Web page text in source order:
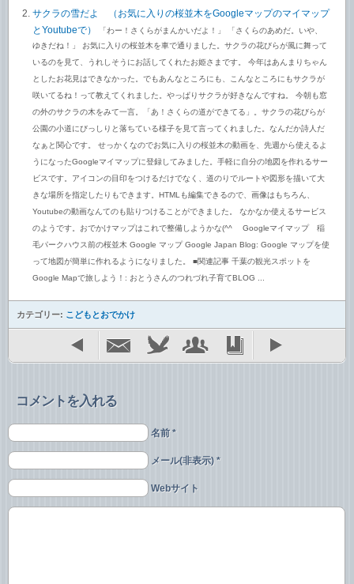
サクラの雪だよ （お気に入りの桜並木をGoogleマップのマイマップ
とYoutubeで）
「わー！さくらがまんかいだよ！」 「さくらのあめだ。いや、
ゆきだね！」 お気に入りの桜並木を車で通りました。サクラの花びらが風に舞って
いるのを見て、うれしそうにお話してくれたお姫さまです。 今年はあんまりちゃん
としたお花見はできなかった。でもあんなところにも、こんなところにもサクラが
咲いてるね！って教えてくれました。やっぱりサクラが好きなんですね。 今朝も窓
の外のサクラの木をみて一言。「あ！さくらの道ができてる」。サクラの花びらが
公園の小道にびっしりと落ちている様子を見て言ってくれました。なんだか詩人だ
なぁと関心です。 せっかくなのでお気に入りの桜並木の動画を、先週から使えるよ
うになったGoogleマイマップに登録してみました。手軽に自分の地図を作れるサー
ビスです。アイコンの目印をつけるだけでなく、道のりでルートや図形を描いて大
きな場所を指定したりもできます。HTMLも編集できるので、画像はもちろん、
Youtubeの動画なんてのも貼りつけることができました。 なかなか使えるサービス
のようです。おでかけマップはこれで整備しようかな(^^ゞ Googleマイマップ 稲
毛パークハウス前の桜並木 Google マップ Google Japan Blog: Google マップを使
って地図が簡単に作れるようになりました。 ■関連記事 千葉の観光スポットを
Google Mapで旅しよう！: おとうさんのつれづれ子育てBLOG ...
カテゴリー: こどもとおでかけ
コメントを入れる
名前 *
メール(非表示) *
Webサイト